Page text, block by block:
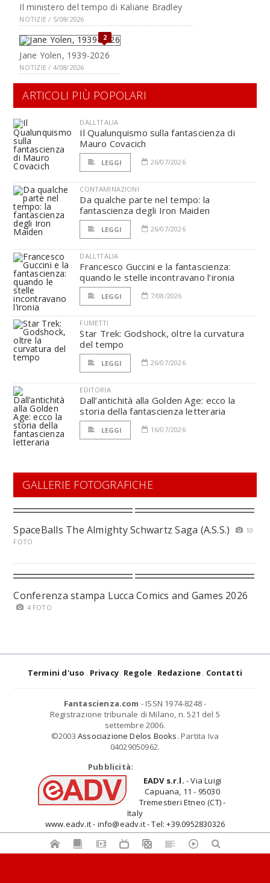
Il ministero del tempo di Kaliane Bradley
NOTIZIE / 5/08/2026
2
Jane Yolen, 1939-2026
NOTIZIE / 4/08/2026
ARTICOLI PIÙ POPOLARI
DALL'ITALIA
Il Qualunquismo sulla fantascienza di
Mauro Covacich
LEGGI 26/07/2026
CONTAMINAZIONI
Da qualche parte nel tempo: la
fantascienza degli Iron Maiden
LEGGI 26/07/2026
DALL'ITALIA
Francesco Guccini e la fantascienza:
quando le stelle incontravano l’ironia
LEGGI 7/08/2026
FUMETTI
Star Trek: Godshock, oltre la curvatura
del tempo
LEGGI 26/07/2026
EDITORIA
Dall’antichità alla Golden Age: ecco la
storia della fantascienza letteraria
LEGGI 16/07/2026
GALLERIE FOTOGRAFICHE
SpaceBalls The Almighty Schwartz Saga (A.S.S.)
10
FOTO
Conferenza stampa Lucca Comics and Games 2026
4 FOTO
Termini d'uso Privacy Regole Redazione Contatti
Fantascienza.com - ISSN 1974-8248 -
Registrazione tribunale di Milano, n. 521 del 5
settembre 2006.
©2003 Associazione Delos Books. Partita Iva
04029050962.
Pubblicità:
EADV s.r.l. - Via Luigi
Capuana, 11 - 95030
Tremestieri Etneo (CT) -
Italy
www.eadv.it - info@eadv.it - Tel: +39.0952830326